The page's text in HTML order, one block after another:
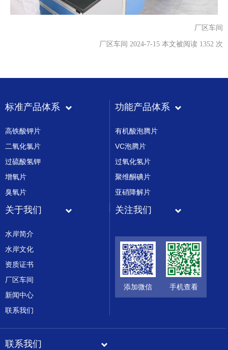
厂区车间
厂区车间 2024-7-15 本文被阅读 1352 次
标准产品体系
高铁酸钾片
二氧化氯片
过硫酸氢钾
增氧片
臭氧片
功能产品体系
有机酸泡腾片
VC泡腾片
过氧化氢片
聚维酮碘片
亚硝降解片
关于我们
水岸简介
水岸文化
资质证书
厂区车间
新闻中心
联系我们
关注我们
添加微信 手机查看
联系我们